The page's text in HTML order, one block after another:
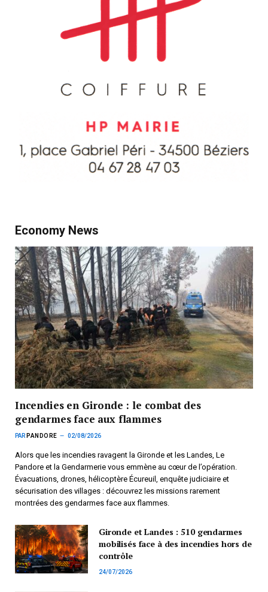
Economy News
Incendies en Gironde : le combat des
gendarmes face aux flammes
PAR PANDORE 02/08/2026
Alors que les incendies ravagent la Gironde et les Landes, Le
Pandore et la Gendarmerie vous emmène au cœur de l’opération.
Évacuations, drones, hélicoptère Écureuil, enquête judiciaire et
sécurisation des villages : découvrez les missions rarement
montrées des gendarmes face aux flammes.
Gironde et Landes : 510 gendarmes
mobilisés face à des incendies hors de
contrôle
24/07/2026